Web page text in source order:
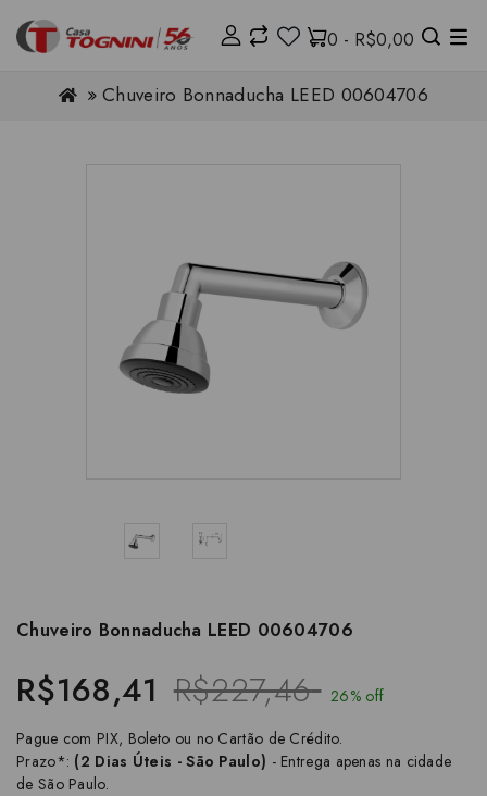
0 - R$0,00
Chuveiro Bonnaducha LEED 00604706
Chuveiro Bonnaducha LEED 00604706
R$168,41 R$227,46 26% off
Pague com PIX, Boleto ou no Cartão de Crédito.
Prazo*: (2 Dias Úteis - São Paulo) - Entrega apenas na cidade
de São Paulo.